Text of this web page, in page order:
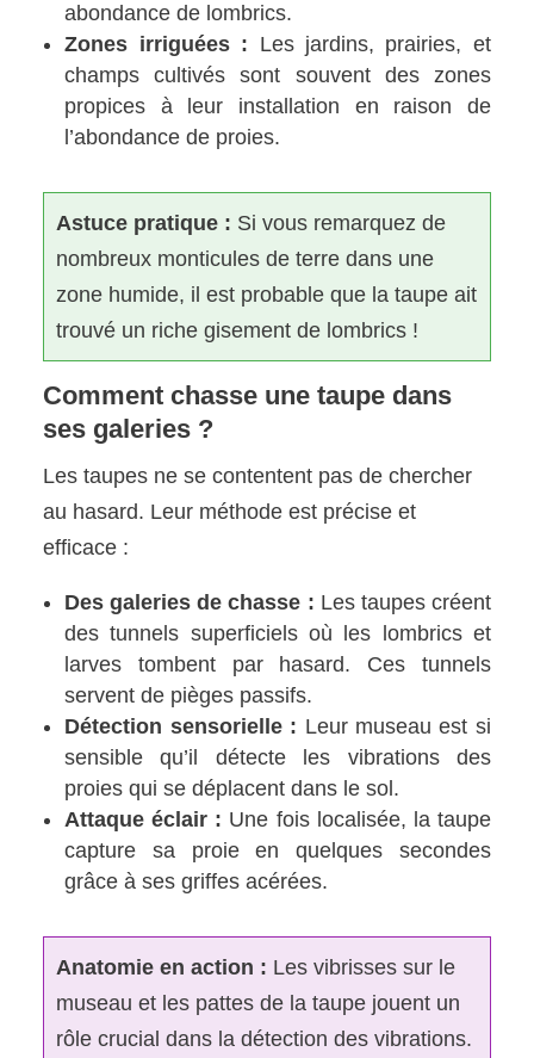
abondance de lombrics.
Zones irriguées : Les jardins, prairies, et
champs cultivés sont souvent des zones
propices à leur installation en raison de
l’abondance de proies.
Astuce pratique : Si vous remarquez de
nombreux monticules de terre dans une
zone humide, il est probable que la taupe ait
trouvé un riche gisement de lombrics !
Comment chasse une taupe dans
ses galeries ?
Les taupes ne se contentent pas de chercher
au hasard. Leur méthode est précise et
efficace :
Des galeries de chasse : Les taupes créent
des tunnels superficiels où les lombrics et
larves tombent par hasard. Ces tunnels
servent de pièges passifs.
Détection sensorielle : Leur museau est si
sensible qu’il détecte les vibrations des
proies qui se déplacent dans le sol.
Attaque éclair : Une fois localisée, la taupe
capture sa proie en quelques secondes
grâce à ses griffes acérées.
Anatomie en action : Les vibrisses sur le
museau et les pattes de la taupe jouent un
rôle crucial dans la détection des vibrations.